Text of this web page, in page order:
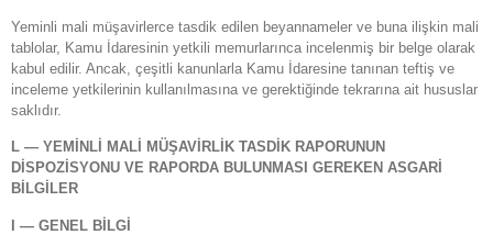
Yeminli mali müşavirlerce tasdik edilen beyannameler ve buna ilişkin mali
tablolar, Kamu İdaresinin yetkili memurlarınca incelenmiş bir belge olarak
kabul edilir. Ancak, çeşitli kanunlarla Kamu İdaresine tanınan teftiş ve
inceleme yetkilerinin kullanılmasına ve gerektiğinde tekrarına ait hususlar
saklıdır.
L — YEMİNLİ MALİ MÜŞAVİRLİK TASDİK RAPORUNUN
DİSPOZİSYONU VE RAPORDA BULUNMASI GEREKEN ASGARİ
BİLGİLER
I — GENEL BİLGİ